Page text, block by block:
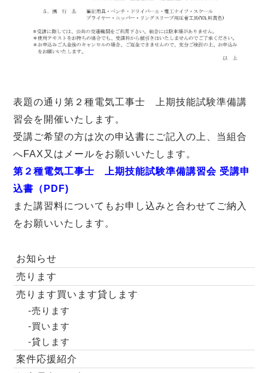
表題の通り第２種電気工事士 上期技能試験準備講
習会を開催いたします。
受講ご希望の方は次の申込書にご記入の上、当組合
へFAX又はメールをお願いいたします。
第２種電気工事士 上期技能試験準備講習会 受講申
込書（PDF)
また講習料についてもお申し込みと合わせてご納入
をお願いいたします。
お知らせ
売ります
売ります買います貸します
-売ります
-買います
-貸します
案件応援紹介